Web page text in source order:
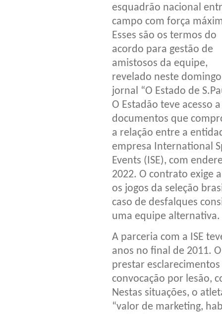
esquadrão nacional
campo com força
Esses são os termos do
acordo para gestão de
amistosos da equipe,
revelado neste
jornal “O Estado de
O Estadão teve acesso a
documentos que
a relação entre a
empresa International
Events (ISE), com
2022. O contrato exige
os jogos da seleção
caso de desfalques
uma equipe alternativa.
A parceria com a ISE
anos no final de 2011.
prestar
convocação por lesão,
Nestas situações, o
“valor de marketing,